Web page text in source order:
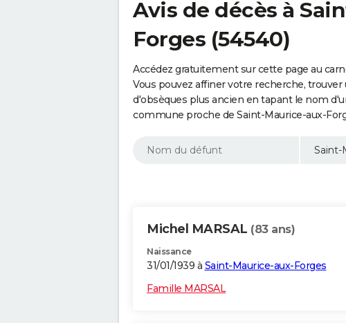
Avis de décès à
Forges (54540)
Accédez gratuitement sur cette page au
Vous pouvez affiner votre recherche,
d'obsèques plus ancien en tapant le nom
commune proche de Saint-Maurice-aux-
Michel MARSAL (83 ans)
Naissance
31/01/1939 à Saint-Maurice-aux-Forges
Famille MARSAL